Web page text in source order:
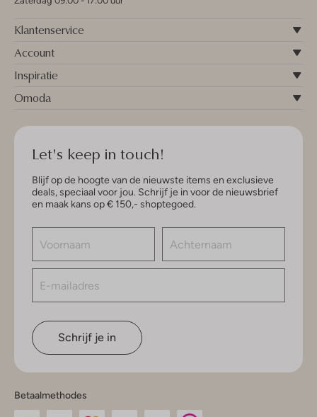
Klantenservice
Account
Inspiratie
Omoda
Let's keep in touch!
Blijf op de hoogte van de nieuwste items en exclusieve
deals, speciaal voor jou. Schrijf je in voor de nieuwsbrief
en maak kans op € 150,- shoptegoed.
Schrijf je in
Betaalmethodes